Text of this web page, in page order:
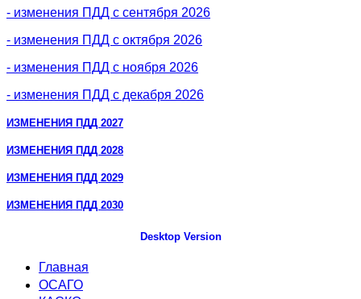
- изменения ПДД с сентября 2026
- изменения ПДД с октября 2026
- изменения ПДД с ноября 2026
- изменения ПДД с декабря 2026
ИЗМЕНЕНИЯ ПДД 2027
ИЗМЕНЕНИЯ ПДД 2028
ИЗМЕНЕНИЯ ПДД 2029
ИЗМЕНЕНИЯ ПДД 2030
Desktop Version
Главная
ОСАГО